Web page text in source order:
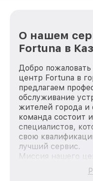
О нашем
Fortuna в
Добро
центр Fortuna в
предлагаем
обслуживание
жителей города и
команда состоит
специалистов,
свою
лучший сервис.
Миссия нашего
качественный и
каждого